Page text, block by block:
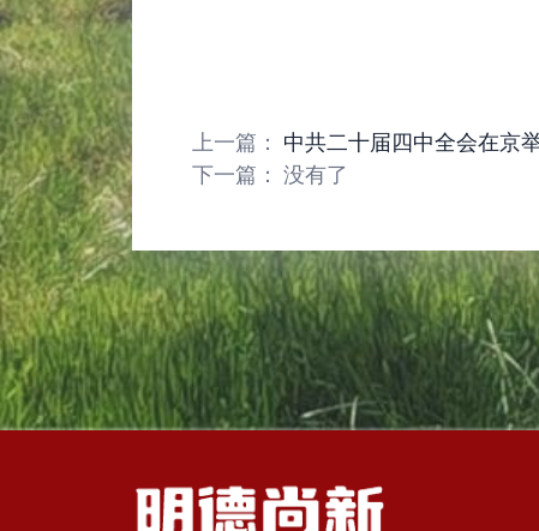
上一篇： 中共二十届四中全会在京
下一篇： 没有了